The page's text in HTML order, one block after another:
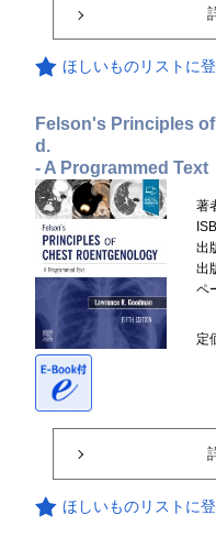
ほしいものリストに
Felson's Principles
d.
- A Programmed Text
著
出
出
ペ
定
ほしいものリストに